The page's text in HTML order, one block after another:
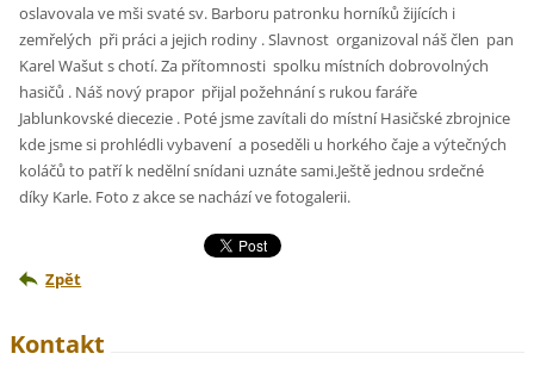
oslavovala ve mši svaté sv. Barboru patronku horníků žijících i
zemřelých při práci a jejich rodiny . Slavnost organizoval náš člen pan
Karel Wašut s chotí. Za přítomnosti spolku místních dobrovolných
hasičů . Náš nový prapor přijal požehnání s rukou faráře
Jablunkovské diecezie . Poté jsme zavítali do místní Hasičské zbrojnice
kde jsme si prohlédli vybavení a poseděli u horkého čaje a výtečných
koláčů to patří k nedělní snídani uznáte sami.Ještě jednou srdečné
díky Karle. Foto z akce se nachází ve fotogalerii.
Zpět
Kontakt